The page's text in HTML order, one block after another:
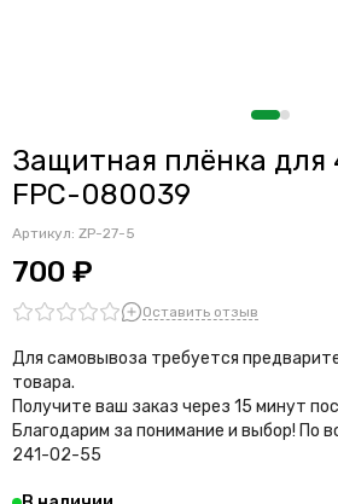
Защитная плёнка для
FPC-080039
Артикул: ZP-27-5
700 ₽
Оставить отзыв
Для самовывоза требуется
товара.
Получите ваш заказ через 15 минут
Благодарим за понимание и выбор! По
241-02-55